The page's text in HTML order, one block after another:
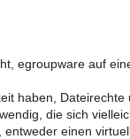
egroupware auf
haben,
die sich
einen